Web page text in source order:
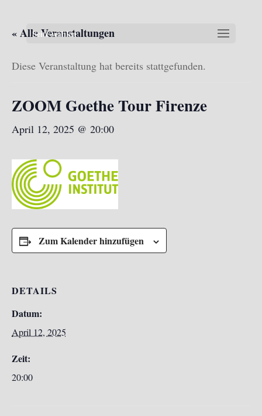
Seite wählen
« Alle Veranstaltungen
Diese Veranstaltung hat bereits stattgefunden.
ZOOM Goethe Tour Firenze
April 12, 2025 @ 20:00
Zum Kalender hinzufügen
DETAILS
Datum:
April 12, 2025
Zeit:
20:00